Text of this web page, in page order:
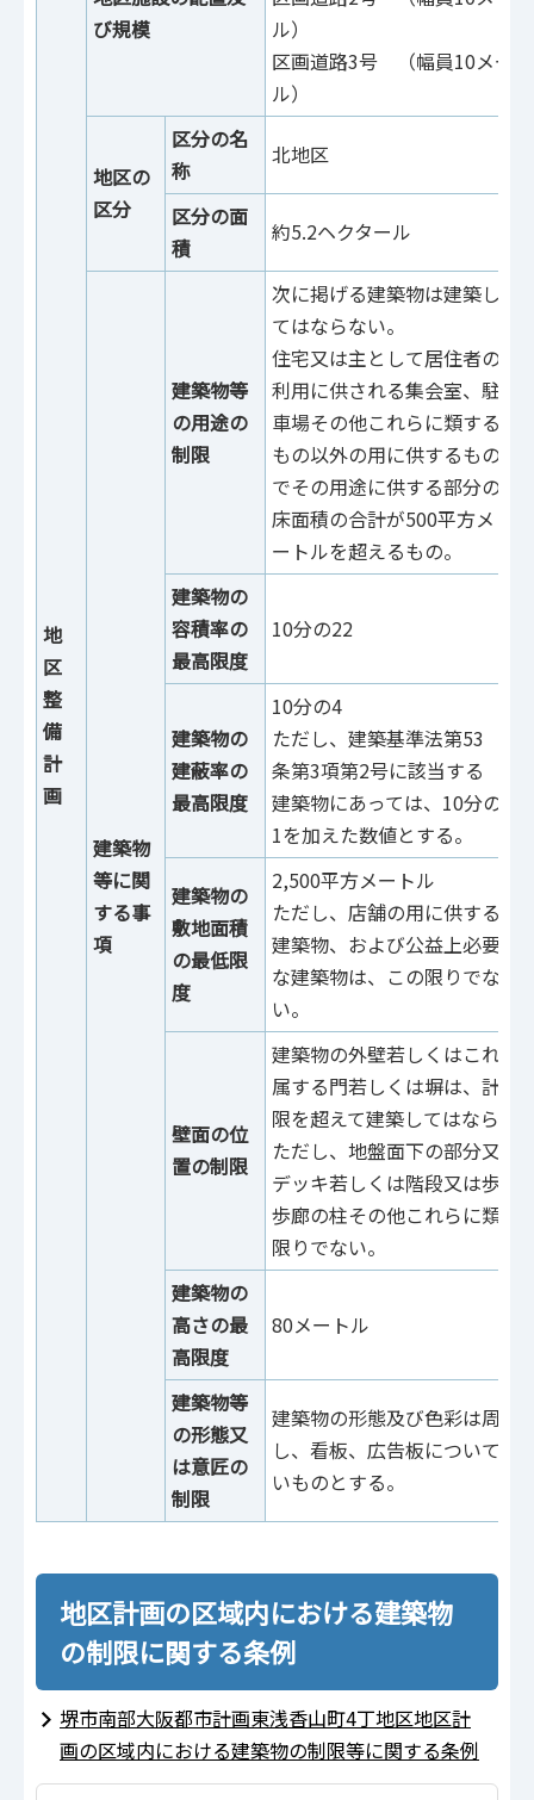
地
区
整
備
計
画
び規模
ル）
区画道路3号 （幅員10メー
ル）
地区の
区分
区分の名
称
北地区
区分の面
積
約5.2ヘクタール
建築物
等に関
する事
項
建築物等
の用途の
制限
次に掲げる建築物は建築し
てはならない。
住宅又は主として居住者の
利用に供される集会室、駐
車場その他これらに類する
もの以外の用に供するもの
でその用途に供する部分の
床面積の合計が500平方メ
ートルを超えるもの。
建築物の
容積率の
最高限度
10分の22
建築物の
建蔽率の
最高限度
10分の4
ただし、建築基準法第53
条第3項第2号に該当する
建築物にあっては、10分の
1を加えた数値とする。
建築物の
敷地面積
の最低限
度
2,500平方メートル
ただし、店舗の用に供する
建築物、および公益上必要
な建築物は、この限りでな
い。
壁面の位
置の制限
建築物の外壁若しくはこれに
属する門若しくは塀は、計画
限を超えて建築してはならな
ただし、地盤面下の部分又は
デッキ若しくは階段又は歩行
歩廊の柱その他これらに類す
限りでない。
建築物の
高さの最
高限度
80メートル
建築物等
の形態又
は意匠の
制限
建築物の形態及び色彩は周辺
し、看板、広告板についても
いものとする。
地区計画の区域内における建築物
の制限に関する条例
堺市南部大阪都市計画東浅香山町4丁地区地区計
画の区域内における建築物の制限等に関する条例